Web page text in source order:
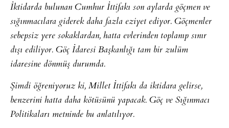
İktidarda bulunan Cumhur İttifakı son aylarda göçmen ve
sığınmacılara giderek daha fazla eziyet ediyor. Göçmenler
sebepsiz yere sokaklardan, hatta evlerinden toplanıp sınır
dışı ediliyor. Göç İdaresi Başkanlığı tam bir zulüm
idaresine dönmüş durumda.
Şimdi öğreniyoruz ki, Millet İttifakı da iktidara gelirse,
benzerini hatta daha kötüsünü yapacak. Göç ve Sığınmacı
Politikaları metninde bu anlatılıyor.